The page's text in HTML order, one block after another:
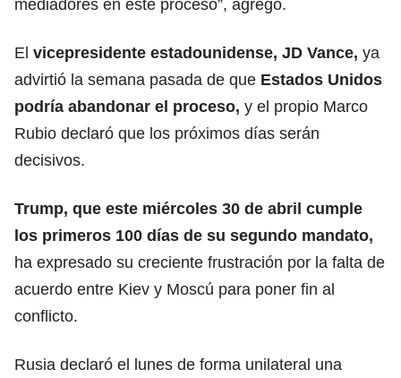
mediadores en este proceso”, agregó.
El vicepresidente estadounidense, JD Vance, ya
advirtió la semana pasada de que Estados Unidos
podría abandonar el proceso, y el propio Marco
Rubio declaró que los próximos días serán
decisivos.
Trump, que este miércoles 30 de abril cumple
los primeros 100 días de su segundo mandato,
ha expresado su creciente frustración por la falta de
acuerdo entre Kiev y Moscú para poner fin al
conflicto.
Rusia declaró el lunes de forma unilateral una